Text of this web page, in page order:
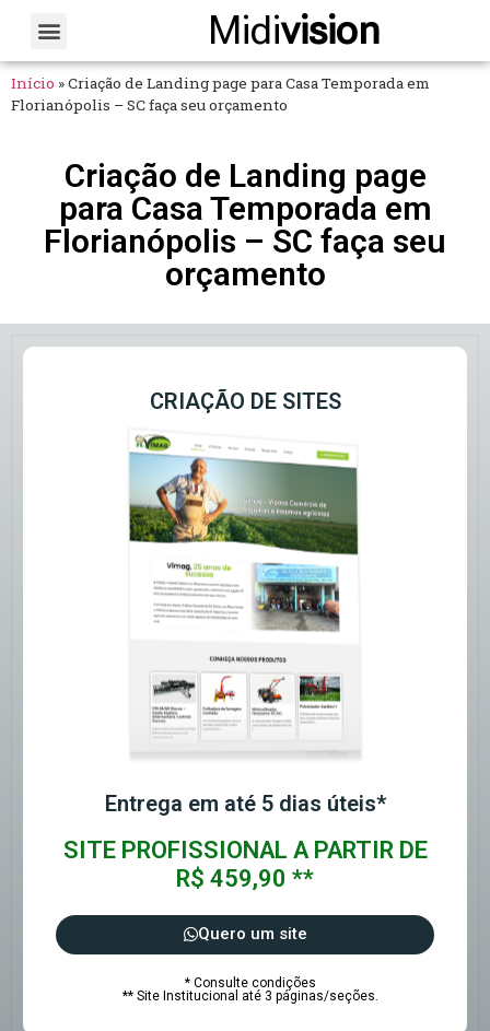
Midivision
Início »Criação de Landing page para Casa Temporada em
Florianópolis – SC faça seu orçamento
Criação de Landing page
para Casa Temporada em
Florianópolis – SC faça seu
orçamento
CRIAÇÃO DE SITES
Entrega em até 5 dias úteis*
SITE PROFISSIONAL A PARTIR DE
R$ 459,90 **
Quero um site
* Consulte condições
** Site Institucional até 3 páginas/seções.